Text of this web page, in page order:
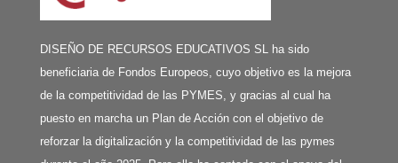
DISEÑO DE RECURSOS EDUCATIVOS SL ha sido
beneficiaria de Fondos Europeos, cuyo objetivo es la mejora
de la competitividad de las PYMES, y gracias al cual ha
puesto en marcha un Plan de Acción con el objetivo de
reforzar la digitalización y la competitividad de las pymes